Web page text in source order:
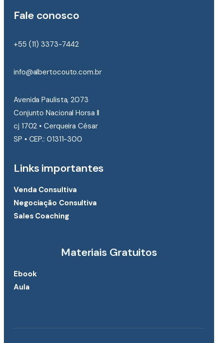
Fale conosco
+55 (11) 3373-7442
info@albertocouto.com.br
Avenida Paulista, 2073
Conjunto Nacional Horsa II
cj 1702 • Cerqueira César
SP • CEP.: 01311-300
Links importantes
Venda Consultiva
Negociação Consultiva
Sales Coaching
Materiais Gratuitos
Ebook
Aula